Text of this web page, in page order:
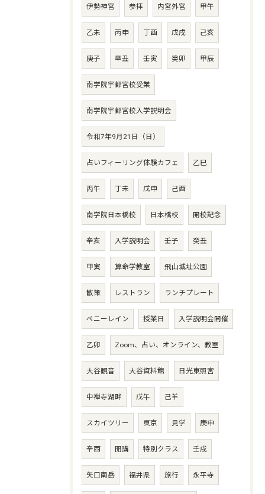
伊勢神宮 参拝 内宮外宮 甲午
乙未 丙申 丁酉 戊戌 己亥
庚子 辛丑 壬寅 癸卯 甲辰
南学院宇都宮校受業
南学院宇都宮校入学説明会
令和7年9月21日（日）
占いフィーリング体験カフェ 乙巳
丙午 丁未 戊申 己酉
南学院日本橋校 日本橋校 開校記念
辛亥 入学説明会 壬子 癸丑
甲寅 算命学教室 飛山城址公園
散策 レストラン ランチプレート
ペニーレイン 授業日 入学説明会開催
乙卯 Zoom、占い、オンライン、教室
大谷観音 大谷資料館 日光東照宮
中禅寺湖畔 戊午 己羊
スカイツリー 東京 見学 庚申
辛酉 開講 特別クラス 壬戌
矢口南岳 福井県 旅行 永平寺